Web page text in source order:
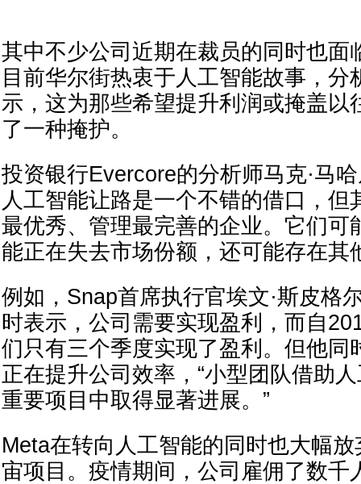
其中不少公司近期在裁员的同时也面
目前华尔街热衷于人工智能故事，分
示，这为那些希望提升利润或掩盖以
了一种掩护。
投资银行Evercore的分析师马克·马
人工智能让路是一个不错的借口，但
最优秀、管理最完善的企业。它们可
能正在失去市场份额，还可能存在其
例如，Snap首席执行官埃文·斯皮格
时表示，公司需要实现盈利，而自
们只有三个季度实现了盈利。但他同
正在提升公司效率，“小型团队借助
重要项目中取得显著进展。”
Meta在转向人工智能的同时也大幅
宙项目。疫情期间，公司雇佣了数千